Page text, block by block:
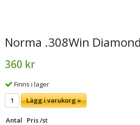
Norma .308Win
360 kr
Finns i lager
Lägg i varukorg »
Antal
Pris /st